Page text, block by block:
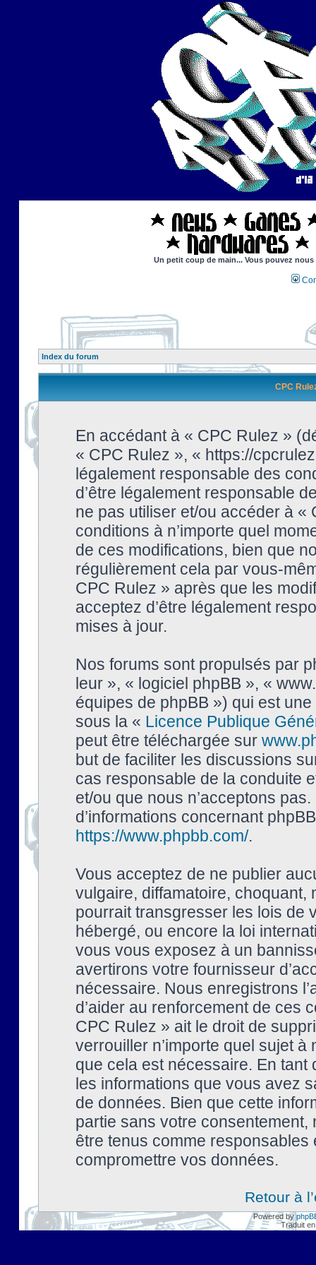
Un petit coup de main... Vous pouvez
Index du forum
CPC
En accédant à « CPC Rulez »
« CPC Rulez », « https://
légalement responsable des
d’être légalement responsable
ne pas utiliser et/ou accéder à
conditions à n’importe quel
de ces modifications, bien que
régulièrement cela par vous-
CPC Rulez » après que les
acceptez d’être légalement
mises à jour.
Nos forums sont propulsés par
leur », « logiciel phpBB », «
équipes de phpBB ») qui est
sous la « Licence Publique
peut être téléchargée sur
but de faciliter les discussions
cas responsable de la conduite
et/ou que nous n’acceptons
d’informations concernant
https://www.phpbb.com/.
Vous acceptez de ne publier
vulgaire, diffamatoire, choquant,
pourrait transgresser les lois de
hébergé, ou encore la loi
vous vous exposez à un
avertirons votre fournisseur
nécessaire. Nous enregistrons
d’aider au renforcement de ces
CPC Rulez » ait le droit de
verrouiller n’importe quel sujet à
que cela est nécessaire. En tant
les informations que vous avez
de données. Bien que cette
partie sans votre
être tenus comme
compromettre vos données.
Retour à
Powered by
Traduit